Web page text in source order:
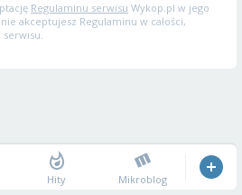
Regulaminu serwisu Wykop.pl w jego
akceptujesz Regulaminu w całości,
Hity Mikroblog